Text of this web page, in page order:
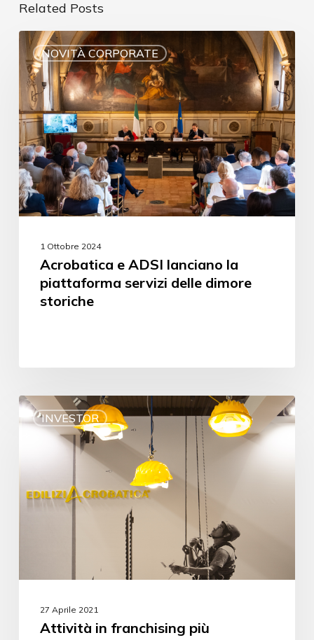
Related Posts
NOVITÀ CORPORATE
1 Ottobre 2024
Acrobatica e ADSI lanciano la
piattaforma servizi delle dimore
storiche
INVESTOR
27 Aprile 2021
Attività in franchising più